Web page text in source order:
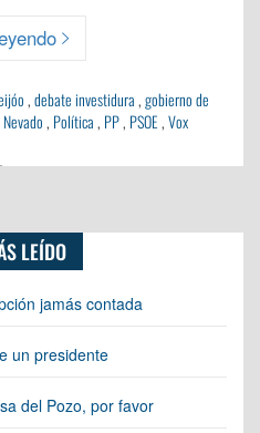
,debate investidura,gobierno de
, Política, PP, PSOE,Vox
LEÍDO
jamás contada
un presidente
del Pozo, por favor